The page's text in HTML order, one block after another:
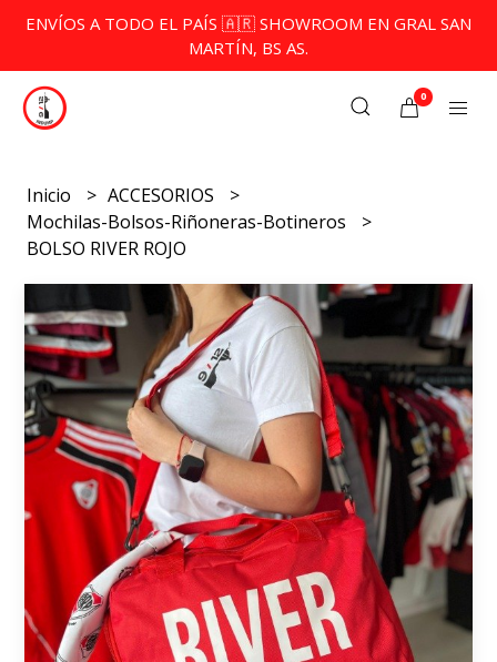
ENVÍOS A TODO EL PAÍS 🇦🇷 SHOWROOM EN GRAL SAN
MARTÍN, BS AS.
0
Inicio
ACCESORIOS
Mochilas-Bolsos-Riñoneras-Botineros
BOLSO RIVER ROJO